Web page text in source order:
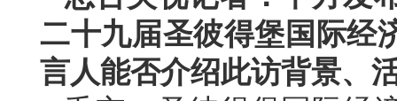
二十九届圣彼得堡国际经
言人能否介绍此访背景、